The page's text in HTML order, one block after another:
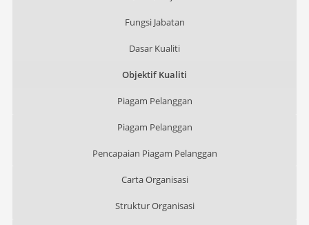
Fungsi Jabatan
Dasar Kualiti
Objektif Kualiti
Piagam Pelanggan
Piagam Pelanggan
Pencapaian Piagam Pelanggan
Carta Organisasi
Struktur Organisasi